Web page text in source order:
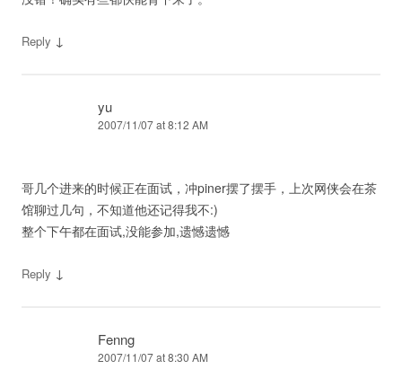
Reply ↓
yu
2007/11/07 at 8:12 AM
哥几个进来的时候正在面试，冲piner摆了摆手，上次网侠会在茶
馆聊过几句，不知道他还记得我不:)
整个下午都在面试,没能参加,遗憾遗憾
Reply ↓
Fenng
2007/11/07 at 8:30 AM